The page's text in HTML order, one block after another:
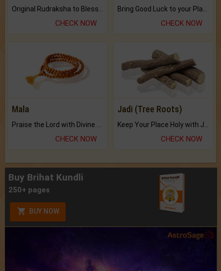
CHECK NOW CHECK NOW
Mala
Praise the Lord with Divine Energies of Mala.
CHECK NOW
Jadi (Tree Roots)
Keep Your Place Holy with Jadi.
CHECK NOW
Buy Brihat Kundli
250+ pages
BUY NOW